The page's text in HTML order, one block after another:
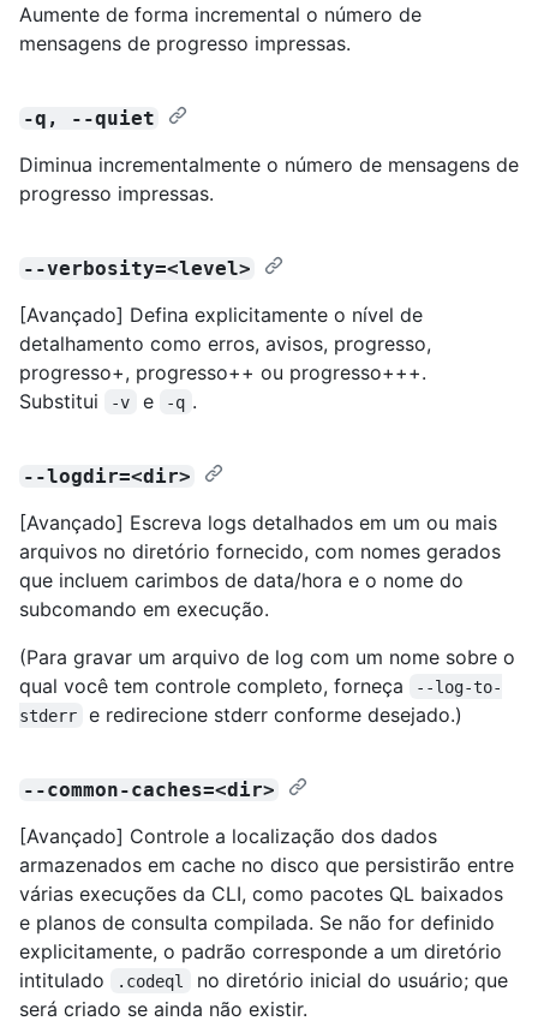
Aumente de forma incremental o número de
mensagens de progresso impressas.
-q, --quiet
Diminua incrementalmente o número de mensagens de
progresso impressas.
--verbosity=<level>
[Avançado] Defina explicitamente o nível de
detalhamento como erros, avisos, progresso,
progresso+, progresso++ ou progresso+++.
Substitui
-v e -q .
--logdir=<dir>
[Avançado] Escreva logs detalhados em um ou mais
arquivos no diretório fornecido, com nomes gerados
que incluem carimbos de data/hora e o nome do
subcomando em execução.
(Para gravar um arquivo de log com um nome sobre o
qual você tem controle completo, forneça
--log-to-
stderr
e redirecione stderr conforme desejado.)
--common-caches=<dir>
[Avançado] Controle a localização dos dados
armazenados em cache no disco que persistirão entre
várias execuções da CLI, como pacotes QL baixados
e planos de consulta compilada. Se não for definido
explicitamente, o padrão corresponde a um diretório
intitulado
.codeql
no diretório inicial do usuário; que
será criado se ainda não existir.